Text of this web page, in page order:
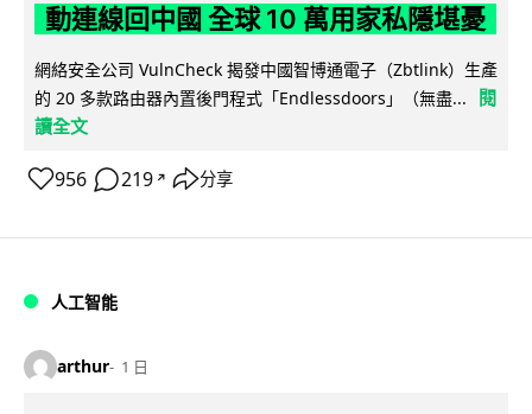
動連線回中國 全球 10 萬用家私隱堪憂
網絡安全公司 VulnCheck 揭發中國智博通電子（Zbtlink）生產
的 20 多款路由器內置後門程式「Endlessdoors」（無盡...
閱
讀全文
956 219 ↗ 分享
人工智能
arthur 1 日